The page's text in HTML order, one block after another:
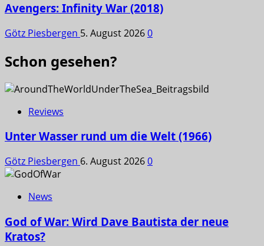
Avengers: Infinity War (2018)
Götz Piesbergen 5. August 20260
Schon gesehen?
Reviews
Unter Wasser rund um die Welt (1966)
Götz Piesbergen 6. August 20260
News
God of War: Wird Dave Bautista der neue
Kratos?